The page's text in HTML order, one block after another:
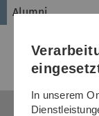
Alumni
In unserem